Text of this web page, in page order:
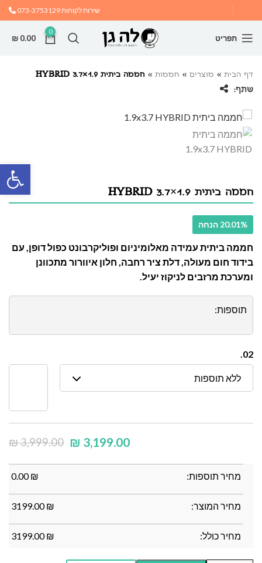
שירות לקוחות073-3753129
תפריט
0
₪ 0.00
דף הבית » מוצרים » חממות » חממה ביתית 1.9×3.7 HYBRID
שתף:
חממה ביתית 1.9×3.7 HYBRID
20.01% הנחה
חממה ביתית עמידה מאלומיניום ופוליקרבונט כפול דופן, עם
בידוד חום מעולה, דלת ציר רחבה, חלון איוורור מתכוונן
ומערכת מרזבים לניקוז יעיל.
תוספות:
02.
ללא תוספות
₪3,999.00 ₪ 3,199.00
מחיר תוספות: ₪
0.00
מחיר המוצר: ₪
3199.00
מחיר כולל: ₪
3199.00